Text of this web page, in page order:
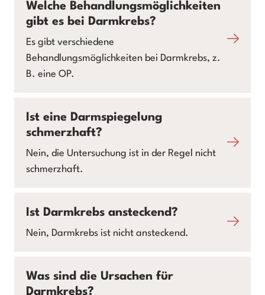
Welche Behandlungsmöglichkeiten
gibt es bei Darmkrebs?
Es gibt verschiedene
Behandlungsmöglichkeiten bei Darmkrebs, z.
B. eine OP.
Ist eine Darmspiegelung
schmerzhaft?
Nein, die Untersuchung ist in der Regel nicht
schmerzhaft.
Ist Darmkrebs ansteckend?
Nein, Darmkrebs ist nicht ansteckend.
Was sind die Ursachen für
Darmkrebs?